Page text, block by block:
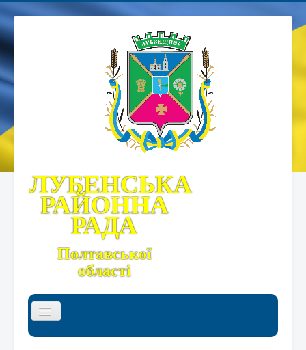
ЛУБЕНСЬКА
РАЙОННА
РАДА
Полтавської
області